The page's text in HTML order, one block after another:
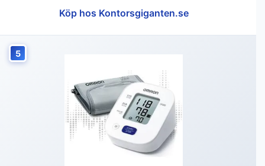
Köp hos Kontorsgiganten.se
5